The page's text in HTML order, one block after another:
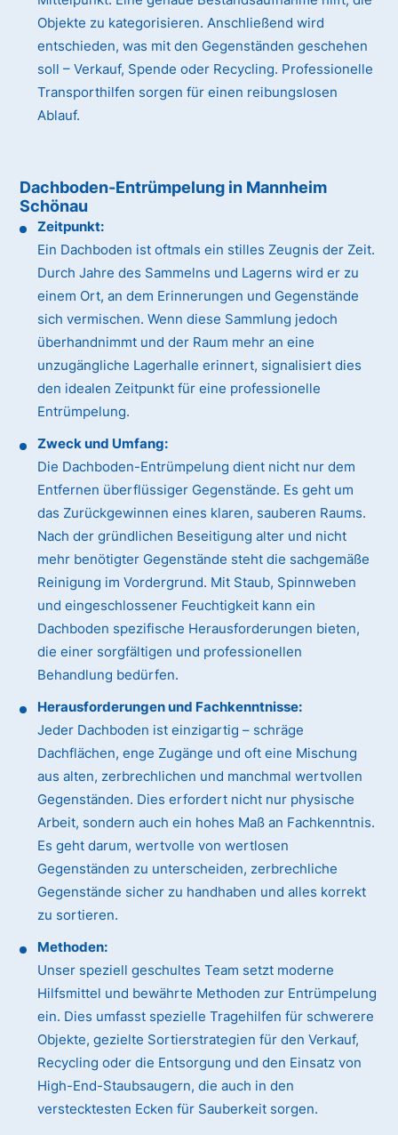
Objekte zu kategorisieren. Anschließend wird
entschieden, was mit den Gegenständen geschehen
soll – Verkauf, Spende oder Recycling. Professionelle
Transporthilfen sorgen für einen reibungslosen
Ablauf.
Dachboden-Entrümpelung in Mannheim
Schönau
Zeitpunkt:
Ein Dachboden ist oftmals ein stilles Zeugnis der Zeit.
Durch Jahre des Sammelns und Lagerns wird er zu
einem Ort, an dem Erinnerungen und Gegenstände
sich vermischen. Wenn diese Sammlung jedoch
überhandnimmt und der Raum mehr an eine
unzugängliche Lagerhalle erinnert, signalisiert dies
den idealen Zeitpunkt für eine professionelle
Entrümpelung.
Zweck und Umfang:
Die Dachboden-Entrümpelung dient nicht nur dem
Entfernen überflüssiger Gegenstände. Es geht um
das Zurückgewinnen eines klaren, sauberen Raums.
Nach der gründlichen Beseitigung alter und nicht
mehr benötigter Gegenstände steht die sachgemäße
Reinigung im Vordergrund. Mit Staub, Spinnweben
und eingeschlossener Feuchtigkeit kann ein
Dachboden spezifische Herausforderungen bieten,
die einer sorgfältigen und professionellen
Behandlung bedürfen.
Herausforderungen und Fachkenntnisse:
Jeder Dachboden ist einzigartig – schräge
Dachflächen, enge Zugänge und oft eine Mischung
aus alten, zerbrechlichen und manchmal wertvollen
Gegenständen. Dies erfordert nicht nur physische
Arbeit, sondern auch ein hohes Maß an Fachkenntnis.
Es geht darum, wertvolle von wertlosen
Gegenständen zu unterscheiden, zerbrechliche
Gegenstände sicher zu handhaben und alles korrekt
zu sortieren.
Methoden:
Unser speziell geschultes Team setzt moderne
Hilfsmittel und bewährte Methoden zur Entrümpelung
ein. Dies umfasst spezielle Tragehilfen für schwerere
Objekte, gezielte Sortierstrategien für den Verkauf,
Recycling oder die Entsorgung und den Einsatz von
High-End-Staubsaugern, die auch in den
verstecktesten Ecken für Sauberkeit sorgen.